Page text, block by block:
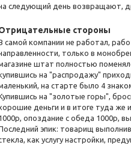
следующий день возвращают,
стороны
самой компании не работал,
только в
штат полностью
на "распродажу"
на старте было 4
на "золотые горы",
деньги и в итоге туда же
опоздание с обеда 1000р,
эпик: товарищ выполнив
как услугу настройки,